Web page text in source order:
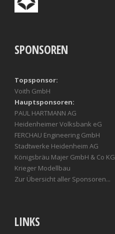
SPONSOREN
Topsponsor:
Voith GmbH
Hauptsponsoren:
PAUL HARTMANN AG
Heidenheimer Volksbank eG
FERCHAU Engineering GmbH
Stadtwerke Heidenheim AG
Königsbräu Majer GmbH & Co KG
Krieger Modellbau
Zur Übersicht aller Sponsoren...
LINKS